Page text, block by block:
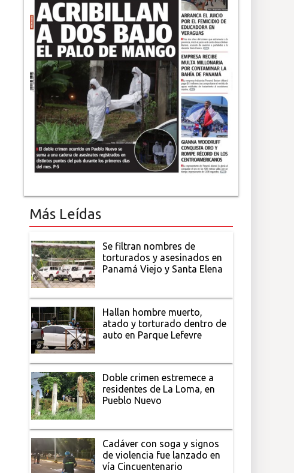
Más Leídas
Se filtran nombres de
torturados y asesinados en
Panamá Viejo y Santa Elena
Hallan hombre muerto,
atado y torturado dentro de
auto en Parque Lefevre
Doble crimen estremece a
residentes de La Loma, en
Pueblo Nuevo
Cadáver con soga y signos
de violencia fue lanzado en
vía Cincuentenario